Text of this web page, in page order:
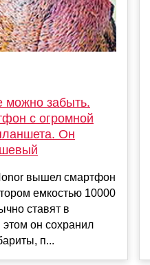
можно забыть.
с огромной
Он
вышел смартфон
емкостью 10000
ставят в
он сохранил
п...